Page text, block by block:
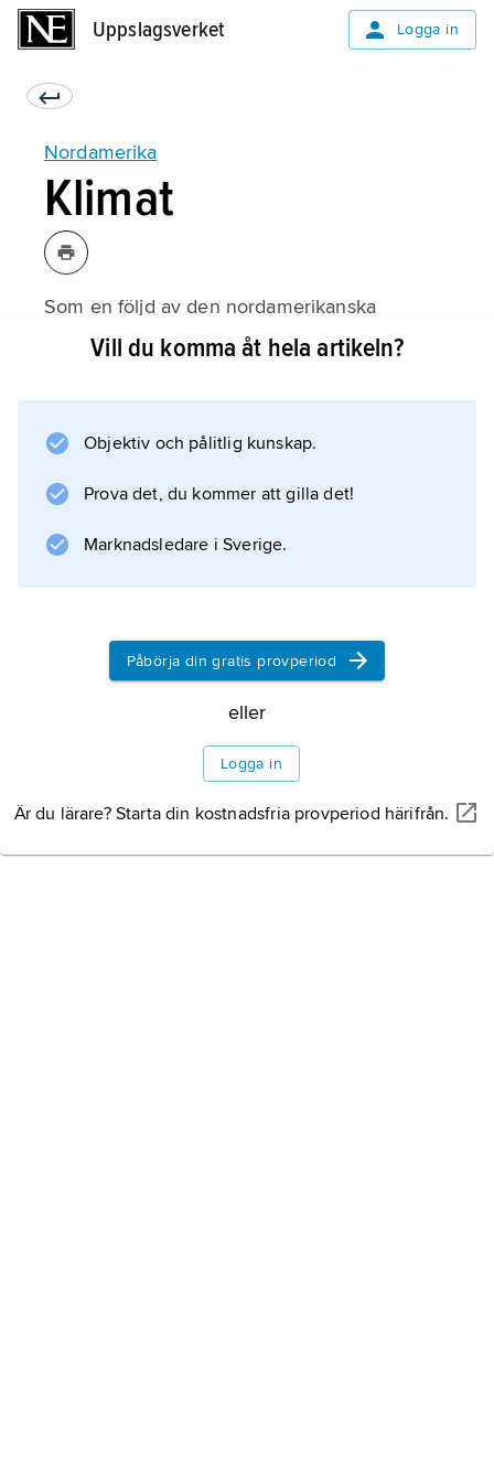
Uppslagsverket Logga in
Nordamerika
Klimat
Som en följd av den nordamerikanska
kontinentens stora utsträckning i nord–sydlig
, i mellersta delen
tempererade
centralamerikanska näset
Information om artikeln
Vill du komma åt hela artikeln?
Objektiv och pålitlig kunskap.
Prova det, du kommer att gilla det!
Marknadsledare i Sverige.
Påbörja din gratis provperiod
eller
Logga in
Är du lärare? Starta din kostnadsfria provperiod härifrån.